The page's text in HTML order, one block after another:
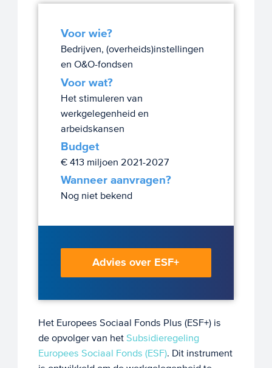
Voor wie?
Bedrijven, (overheids)instellingen
en O&O-fondsen
Voor wat?
Het stimuleren van
werkgelegenheid en
arbeidskansen
Budget
€ 413 miljoen 2021-2027
Wanneer aanvragen?
Nog niet bekend
Advies over ESF+
Het Europees Sociaal Fonds Plus (ESF+) is
de opvolger van het Subsidieregeling
Europees Sociaal Fonds (ESF). Dit instrument